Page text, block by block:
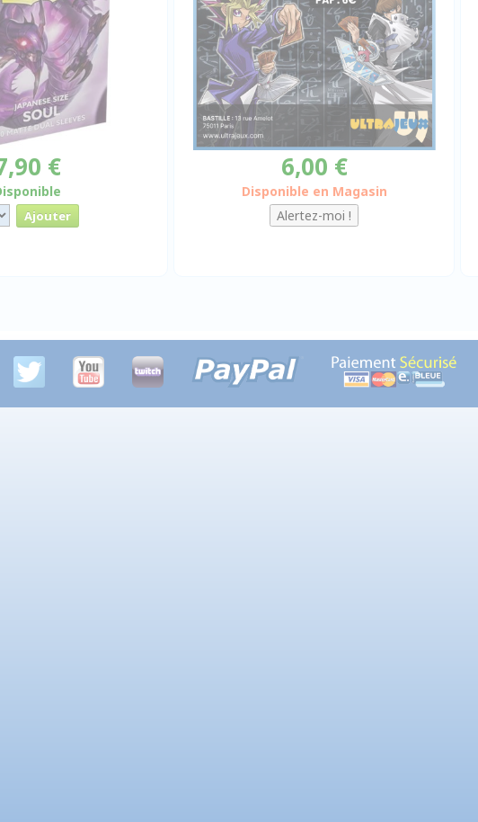
€ 6,00 €
Disponible en Magasin